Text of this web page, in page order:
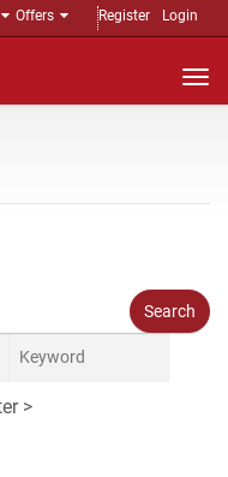
Offers Register Login
>